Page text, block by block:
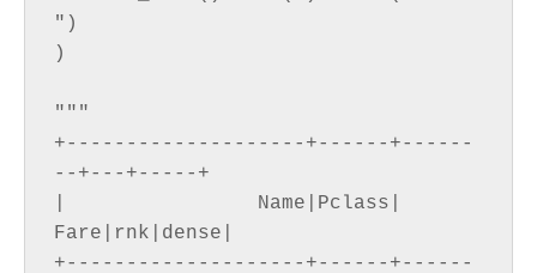
")
)
"""
+--------------------+------+------
--+---+-----+
|                Name|Pclass|
Fare|rnk|dense|
+--------------------+------+------